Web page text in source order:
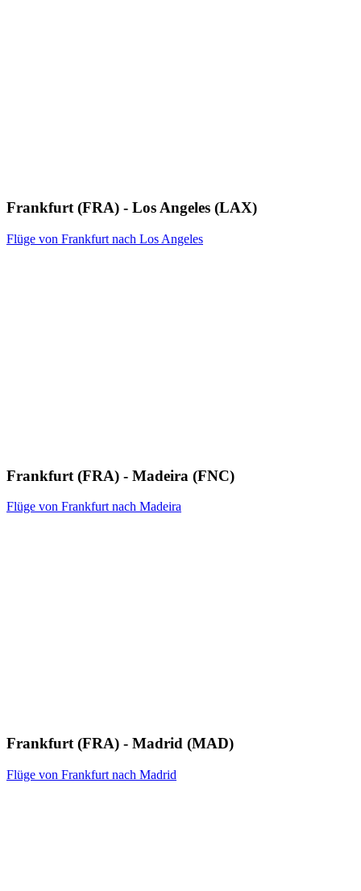
Frankfurt (FRA) - Los Angeles (LAX)
Flüge von Frankfurt nach Los Angeles
Frankfurt (FRA) - Madeira (FNC)
Flüge von Frankfurt nach Madeira
Frankfurt (FRA) - Madrid (MAD)
Flüge von Frankfurt nach Madrid